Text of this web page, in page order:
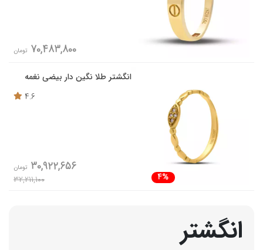
70,483,800 تومان
انگشتر طلا نگین دار بیضی نغمه
4.6
4%
30,922,656 تومان
32,211,100
انگشتر